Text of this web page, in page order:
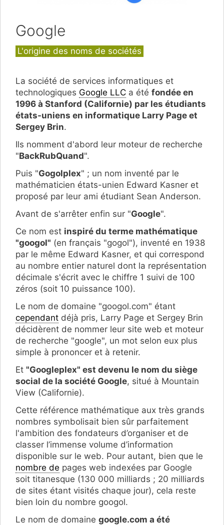
Google
Catégories
L'origine des noms de sociétés
La société de services informatiques et
technologiques Google LLC a été fondée en
1996 à Stanford (Californie) par les étudiants
états-uniens en informatique Larry Page et
Sergey Brin.
Ils nomment d'abord leur moteur de recherche
"BackRubQuand".
Puis "Gogolplex" ; un nom inventé par le
mathématicien états-unien Edward Kasner et
proposé par leur ami étudiant Sean Anderson.
Avant de s'arrêter enfin sur "Google".
Ce nom est inspiré du terme mathématique
"googol" (en français "gogol"), inventé en 1938
par le même Edward Kasner, et qui correspond
au nombre entier naturel dont la représentation
décimale s'écrit avec le chiffre 1 suivi de 100
zéros (soit 10 puissance 100).
Le nom de domaine "googol.com" étant
cependant déjà pris, Larry Page et Sergey Brin
décidèrent de nommer leur site web et moteur
de recherche "google", un mot selon eux plus
simple à prononcer et à retenir.
Et "Googleplex" est devenu le nom du siège
social de la société Google, situé à Mountain
View (Californie).
Cette référence mathématique aux très grands
nombres symbolisait bien sûr parfaitement
l'ambition des fondateurs d’organiser et de
classer l’immense volume d’information
disponible sur le web. Pour autant, bien que le
nombre de pages web indexées par Google
soit titanesque (130 000 milliards ; 20 milliards
de sites étant visités chaque jour), cela reste
bien loin du nombre googol.
Le nom de domaine google.com a été